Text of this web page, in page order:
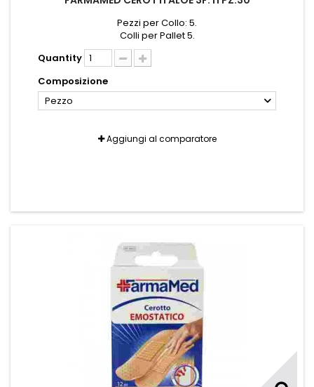
Pezzi per Collo: 5.
Colli per Pallet 5.
Quantity
Composizione
Pezzo
Aggiungi al comparatore